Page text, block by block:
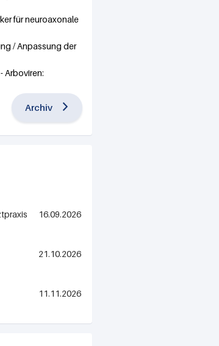
für neuroaxonale
/ Anpassung der
Arboviren:
Archiv
16.09.2026
21.10.2026
11.11.2026